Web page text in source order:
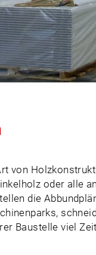
von
oder alle
die
Baustelle viel